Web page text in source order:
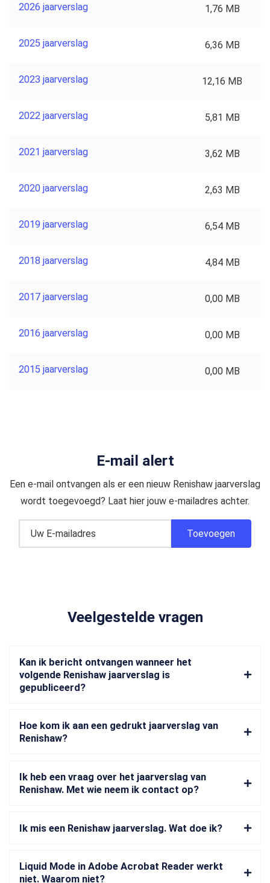
2026 jaarverslag 1,76 MB
2025 jaarverslag 6,36 MB
2023 jaarverslag 12,16 MB
2022 jaarverslag 5,81 MB
2021 jaarverslag 3,62 MB
2020 jaarverslag 2,63 MB
2019 jaarverslag 6,54 MB
2018 jaarverslag 4,84 MB
2017 jaarverslag 0,00 MB
2016 jaarverslag 0,00 MB
2015 jaarverslag 0,00 MB
E-mail alert
Een e-mail ontvangen als er een nieuw Renishaw jaarverslag
wordt toegevoegd? Laat hier jouw e-mailadres achter.
Veelgestelde vragen
Kan ik bericht ontvangen wanneer het
volgende Renishaw jaarverslag is
gepubliceerd?
Hoe kom ik aan een gedrukt jaarverslag van
Renishaw?
Ik heb een vraag over het jaarverslag van
Renishaw. Met wie neem ik contact op?
Ik mis een Renishaw jaarverslag. Wat doe ik?
Liquid Mode in Adobe Acrobat Reader werkt
niet. Waarom niet?